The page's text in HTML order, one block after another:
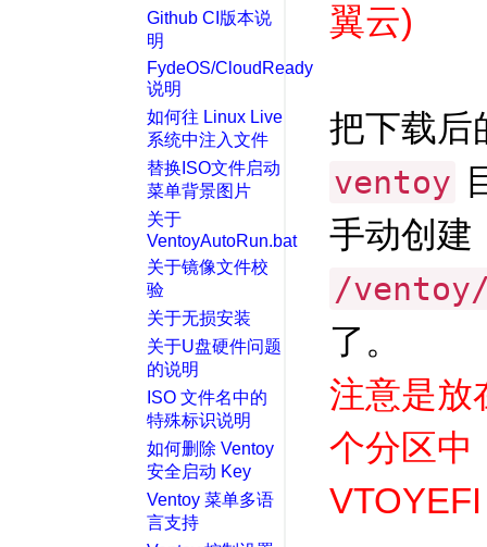
Github CI版本说
明
FydeOS/CloudReady
说明
如何往 Linux Live
系统中注入文件
替换ISO文件启动
菜单背景图片
关于
VentoyAutoRun.bat
关于镜像文件校
验
关于无损安装
关于U盘硬件问题
的说明
ISO 文件名中的
特殊标识说明
如何删除 Ventoy
安全启动 Key
Ventoy 菜单多语
言支持
翼云)
把下载后
ventoy
手动创建
/
了。
注意是放
个分区中